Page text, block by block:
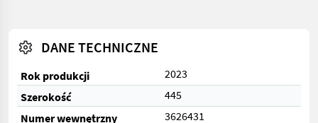
DANE TECHNICZNE
Rok produkcji
2023
Szerokość
445
Numer wewnętrzny
3626431